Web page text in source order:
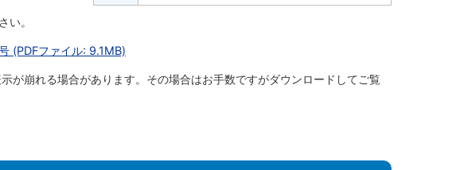
い。
(PDFファイル: 9.1MB)
が崩れる場合があります。その場合はお手数ですがダウンロードしてご覧